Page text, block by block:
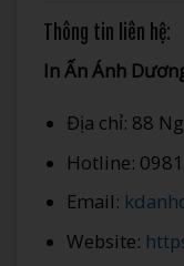
Thông tin liên hệ:
In Ấn Ánh
Địa chỉ: 88
Hotline:
Email:
Website: